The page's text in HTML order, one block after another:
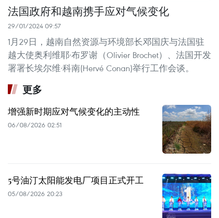
法国政府和越南携手应对气候变化
29/01/2024 09:57
1月29日，越南自然资源与环境部长邓国庆与法国驻
越大使奥利维耶·布罗谢（Olivier Brochet）、法国开发
署署长埃尔维·科南(Hervé Conan)举行工作会谈。
更多
增强新时期应对气候变化的主动性
06/08/2026 02:51
5号油汀太阳能发电厂项目正式开工
05/08/2026 20:23